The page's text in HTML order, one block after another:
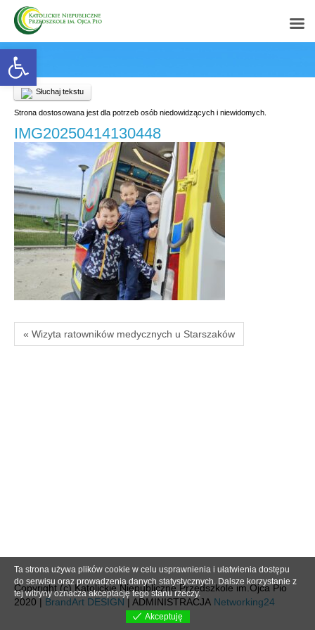
Open toolbar
Słuchaj tekstu
Strona dostosowana jest dla potrzeb osób niedowidzących i niewidomych.
IMG20250414130448
« Wizyta ratowników medycznych u Starszaków
Copyright (c) Katolickie Niepubliczne Przedszkole im.Ojca Pio
2020 | BrandArt DESIGN | ADMINISTRACJA Networking24
Ta strona używa plików cookie w celu usprawnienia i ułatwienia dostępu
do serwisu oraz prowadzenia danych statystycznych. Dalsze korzystanie z
tej witryny oznacza akceptację tego stanu rzeczy.
Akceptuję